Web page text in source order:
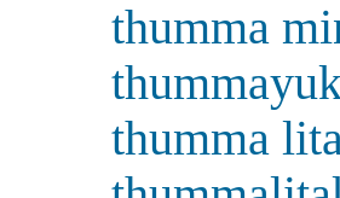
thumma
thumma